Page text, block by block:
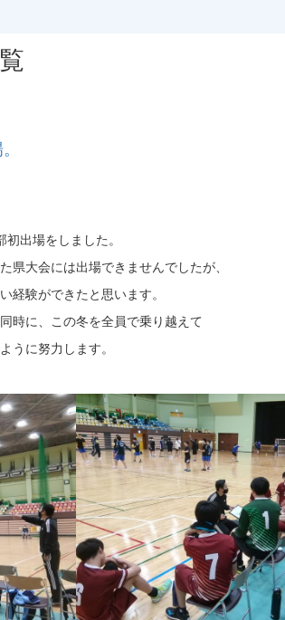
出場をしました。
県大会には出場できませんでしたが、
経験ができたと思います。
時に、この冬を全員で乗り越えて
うに努力します。